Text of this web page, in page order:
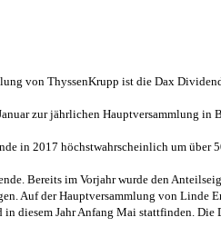
von ThyssenKrupp ist die Dax
zur jährlichen Hauptversammlung
in 2017 höchstwahrscheinlich um
Bereits im Vorjahr wurde den
Auf der Hauptversammlung von
diesem Jahr Anfang Mai stattfinden.